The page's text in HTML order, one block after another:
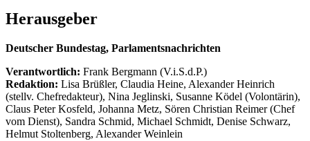
Herausgeber
Deutscher Bundestag, Parlamentsnachrichten
Verantwortlich: Frank Bergmann (V.i.S.d.P.)
Redaktion: Lisa Brüßler, Claudia Heine, Alexander Heinrich
(stellv. Chefredakteur), Nina Jeglinski, Susanne Ködel (Volontärin),
Claus Peter Kosfeld, Johanna Metz, Sören Christian Reimer (Chef
vom Dienst), Sandra Schmid, Michael Schmidt, Denise Schwarz,
Helmut Stoltenberg, Alexander Weinlein